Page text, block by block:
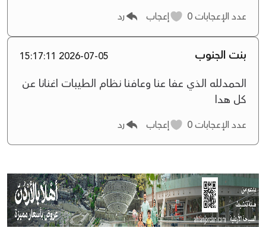
عدد الإعجابات إعجاب رد
بنت الجنوب 2026-07-05 15:17:11
الحمدلله الذي عفا عنا وعافنا نظام الطيبات اغنانا عن
كل هدا
عدد الإعجابات إعجاب رد